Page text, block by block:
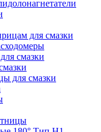
для смазки
смазки
для смазки